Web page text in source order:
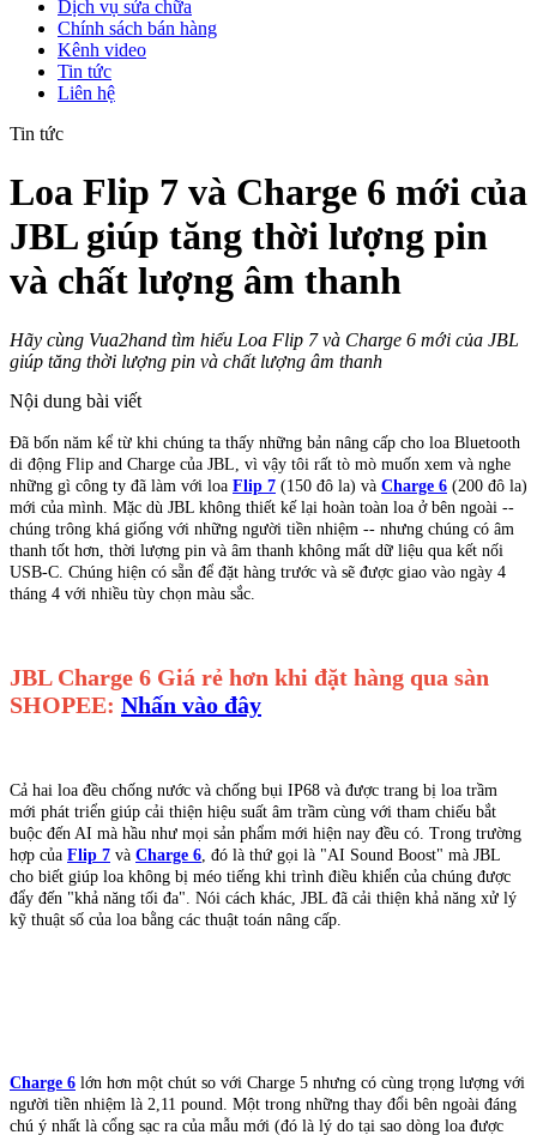
Dịch vụ sửa chữa
Chính sách bán hàng
Kênh video
Tin tức
Liên hệ
Tin tức
Loa Flip 7 và Charge 6 mới của
JBL giúp tăng thời lượng pin
và chất lượng âm thanh
Hãy cùng Vua2hand tìm hiểu Loa Flip 7 và Charge 6 mới của JBL
giúp tăng thời lượng pin và chất lượng âm thanh
Nội dung bài viết
Đã bốn năm kể từ khi chúng ta thấy những bản nâng cấp cho loa Bluetooth
di động Flip and Charge của JBL, vì vậy tôi rất tò mò muốn xem và nghe
những gì công ty đã làm với loa Flip 7 (150 đô la) và Charge 6 (200 đô la)
mới của mình. Mặc dù JBL không thiết kế lại hoàn toàn loa ở bên ngoài --
chúng trông khá giống với những người tiền nhiệm -- nhưng chúng có âm
thanh tốt hơn, thời lượng pin và âm thanh không mất dữ liệu qua kết nối
USB-C. Chúng hiện có sẵn để đặt hàng trước và sẽ được giao vào ngày 4
tháng 4 với nhiều tùy chọn màu sắc.
JBL Charge 6 Giá rẻ hơn khi đặt hàng qua sàn
SHOPEE: Nhấn vào đây
Cả hai loa đều chống nước và chống bụi IP68 và được trang bị loa trầm
mới phát triển giúp cải thiện hiệu suất âm trầm cùng với tham chiếu bắt
buộc đến AI mà hầu như mọi sản phẩm mới hiện nay đều có. Trong trường
hợp của Flip 7 và Charge 6 , đó là thứ gọi là "AI Sound Boost" mà JBL
cho biết giúp loa không bị méo tiếng khi trình điều khiển của chúng được
đẩy đến "khả năng tối đa". Nói cách khác, JBL đã cải thiện khả năng xử lý
kỹ thuật số của loa bằng các thuật toán nâng cấp.
Charge 6 lớn hơn một chút so với Charge 5 nhưng có cùng trọng lượng với
người tiền nhiệm là 2,11 pound. Một trong những thay đổi bên ngoài đáng
chú ý nhất là cổng sạc ra của mẫu mới (đó là lý do tại sao dòng loa được